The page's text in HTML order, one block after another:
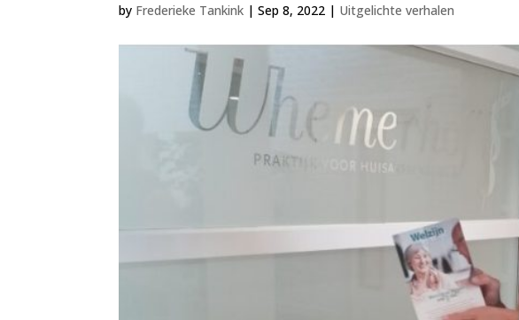
by Frederieke Tankink |Sep 8, 2022 | Uitgelichte verhalen